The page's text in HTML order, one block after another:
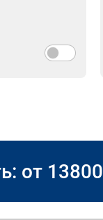
от 13800